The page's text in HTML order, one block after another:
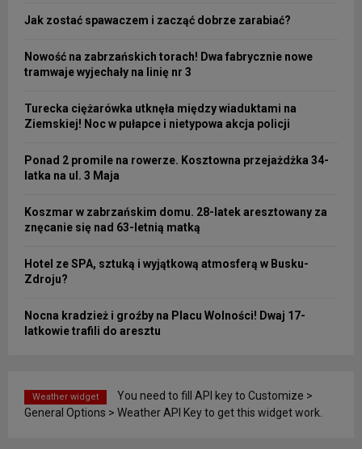
Jak zostać spawaczem i zacząć dobrze zarabiać?
Nowość na zabrzańskich torach! Dwa fabrycznie nowe
tramwaje wyjechały na linię nr 3
Turecka ciężarówka utknęła między wiaduktami na
Ziemskiej! Noc w pułapce i nietypowa akcja policji
Ponad 2 promile na rowerze. Kosztowna przejażdżka 34-
latka na ul. 3 Maja
Koszmar w zabrzańskim domu. 28-latek aresztowany za
znęcanie się nad 63-letnią matką
Hotel ze SPA, sztuką i wyjątkową atmosferą w Busku-
Zdroju?
Nocna kradzież i groźby na Placu Wolności! Dwaj 17-
latkowie trafili do aresztu
Weather widget
You need to fill API key to Customize >
General Options > Weather API Key to get this widget work.